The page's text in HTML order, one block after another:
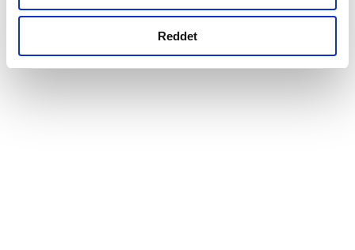
Metnimizi ziyaret edebilirsiniz.
okumak ve sitemizi ziyaretiniz kapsamında
Reddet